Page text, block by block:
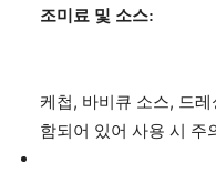
조미료 및 소스:
케첩, 바비큐 소스, 드
함되어 있어 사용 시 주